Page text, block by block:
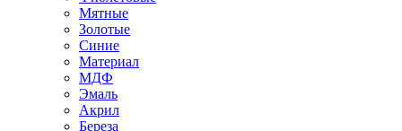
Мятные
Золотые
Синие
Материал
МДФ
Эмаль
Акрил
Береза